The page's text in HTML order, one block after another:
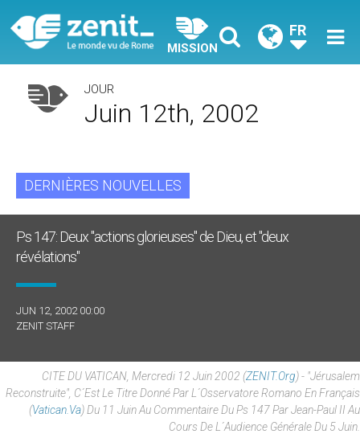
MISSION
FR
JOUR
Juin 12th, 2002
DERNIÈRES NOUVELLES
Ps 147: Deux "actions glorieuses" de Dieu, et "deux
révélations"
JUN 12, 2002 00:00
ZENIT STAFF
CITE DU VATICAN, Mercredi 12 Juin 2002 (ZENIT.org) - "Jérusalem
Reconstruite", C´est Le Titre Donné Par L´Osservatore Romano En Français
(Vatican.va) Du 11 Juin Au Commentaire Du Ps 147 Par Jean-Paul II Au
Cours De L´Audience Générale Du 5 Juin.